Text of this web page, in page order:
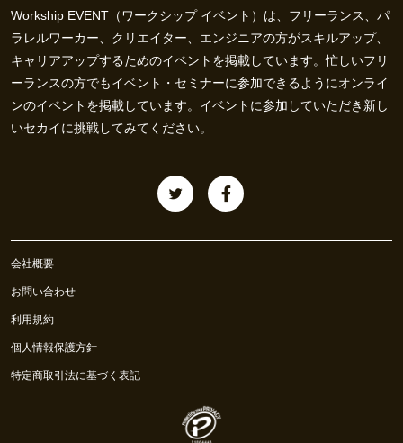
Workship EVENT（ワークシップ イベント）は、フリーランス、パ
ラレルワーカー、クリエイター、エンジニアの方がスキルアップ、
キャリアアップするためのイベントを掲載しています。忙しいフリ
ーランスの方でもイベント・セミナーに参加できるようにオンライ
ンのイベントを掲載しています。イベントに参加していただき新し
いセカイに挑戦してみてください。
会社概要
お問い合わせ
利用規約
個人情報保護方針
特定商取引法に基づく表記